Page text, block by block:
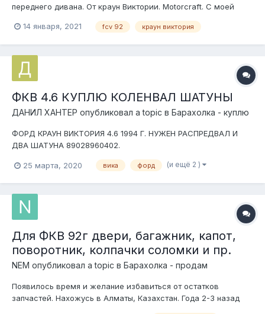
переднего дивана. От краун Виктории. Motorcraft. С моей
4000 за пару. Ебей пишет, что это мотор питания сидения.
подойдёт...
14 января, 2021 fcv 92 краун виктория
ФКВ 4.6 КУПЛЮ КОЛЕНВАЛ ШАТУНЫ
ДАНИЛ ХАНТЕР опубликовал a topic в Барахолка - куплю
ФОРД КРАУН ВИКТОРИЯ 4.6 1994 Г. НУЖЕН РАСПРЕДВАЛ И
ДВА ШАТУНА 89028960402.
25 марта, 2020 вика форд (и ещё 2 )
Для ФКВ 92г двери, багажник, капот,
поворотник, колпачки соломки и пр.
NEM опубликовал a topic в Барахолка - продам
Появилось время и желание избавиться от остатков
запчастей. Нахожусь в Алматы, Казахстан. Года 2-3 назад